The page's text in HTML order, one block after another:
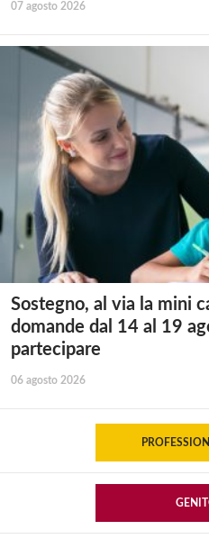
07 agosto 2026
Sostegno, al via la mini
domande dal 14 al 19
partecipare
06 agosto 2026